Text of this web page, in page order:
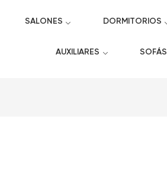
SALONES DORMITORIOS
AUXILIARES SOFÁS